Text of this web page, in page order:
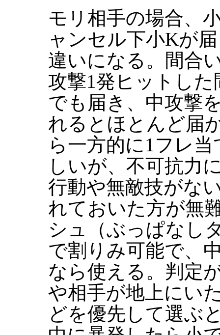
モリ相手の場合、
ャンセル下小Kが
違いになる。間合
攻撃1発ヒットし
でも届き、中攻撃
れるとほとんど届
ら一方的に1フレ
しいが、不可抗力
行動や無敵技がな
れておいた方が無
シュ（ぶっぱなし
で割りみ可能で、
なら使える。判定
や相手が地上にい
どを優先して選ぶ